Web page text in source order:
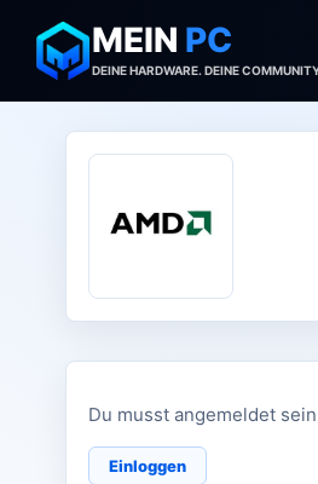
MEIN PC
DEINE HARDWARE. DEINE
Du musst angemeldet
Einloggen